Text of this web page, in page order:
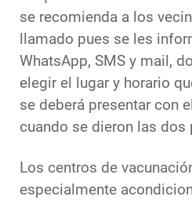
se recomienda a los
llamado pues se les
WhatsApp, SMS y mail,
elegir el lugar y horario
se deberá presentar con
cuando se dieron las
Los centros de
especialmente